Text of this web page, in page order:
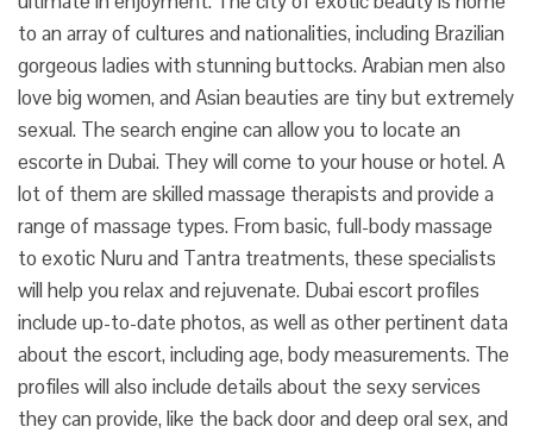
to an array of cultures and nationalities, including Brazilian
gorgeous ladies with stunning buttocks. Arabian men also
love big women, and Asian beauties are tiny but extremely
sexual. The search engine can allow you to locate an
escorte in Dubai. They will come to your house or hotel. A
lot of them are skilled massage therapists and provide a
range of massage types. From basic, full-body massage
to exotic Nuru and Tantra treatments, these specialists
will help you relax and rejuvenate. Dubai escort profiles
include up-to-date photos, as well as other pertinent data
about the escort, including age, body measurements. The
profiles will also include details about the sexy services
they can provide, like the back door and deep oral sex, and